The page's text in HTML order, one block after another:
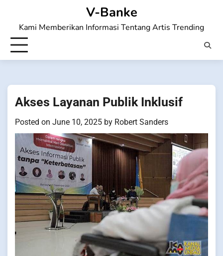
content
V-Banke
Kami Memberikan Informasi Tentang Artis Trending
Akses Layanan Publik Inklusif
Posted on June 10, 2025 by Robert Sanders